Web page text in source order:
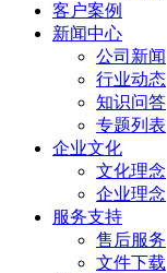
客户案例
新闻中心
公司新闻
行业动态
知识问答
专题列表
企业文化
文化理念
企业理念
服务支持
售后服务
文件下载